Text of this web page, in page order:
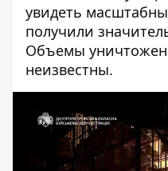
увидеть
получили
Объемы
неизвестны.